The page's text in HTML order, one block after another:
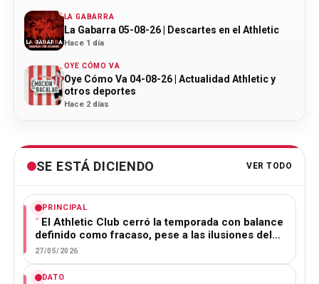
LA GABARRA
La Gabarra 05-08-26 | Descartes en el Athletic
Hace 1 día
OYE CÓMO VA
Oye Cómo Va 04-08-26 | Actualidad Athletic y
otros deportes
Hace 2 días
SE ESTÁ DICIENDO VER TODO
PRINCIPAL
El Athletic Club cerró la temporada con balance
definido como fracaso, pese a las ilusiones del…
27/05/2026
DATO